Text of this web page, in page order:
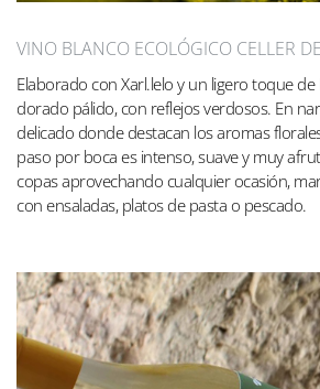
VINO BLANCO ECOLÓGICO CELLER
Elaborado con Xarl.lelo y un ligero toque
dorado pálido, con reflejos verdosos. En
delicado donde destacan los aromas
paso por boca es intenso, suave y muy
copas aprovechando cualquier ocasión,
con ensaladas, platos de pasta o pescado.